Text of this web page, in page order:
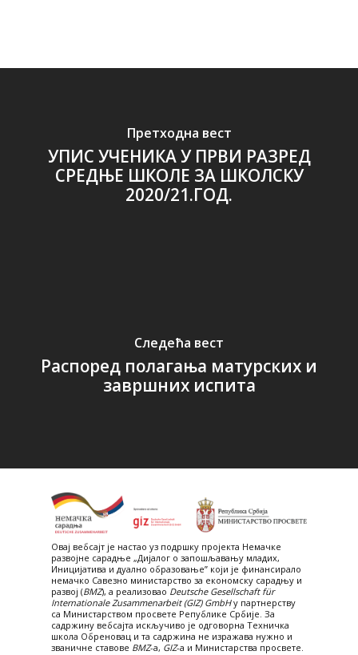
Претходна вест
УПИС УЧЕНИКА У ПРВИ РАЗРЕД
СРЕДЊЕ ШКОЛЕ ЗА ШКОЛСКУ
2020/21.ГОД.
Следећа вест
Распоред полагања матурских и
завршних испита
Овај вебсајт je настао уз подршку пројекта Немачке
развојне сарадње „Дијалог о запошљавању младих,
Иницијатива и дуално образовање” који је финансирало
немачко Савезно министарство за економску сарадњу и
развој (BMZ), а реализовао Deutsche Gesellschaft für
Internationale Zusammenarbeit (GIZ) GmbHу партнерству
са Министарством просвете Републике Србије. За
садржину вебсајта искључиво је одговорна Техничка
школа Обреновац и та садржина не изражава нужно и
званичне ставове BMZ-а, GIZ-a и Министарства просвете.